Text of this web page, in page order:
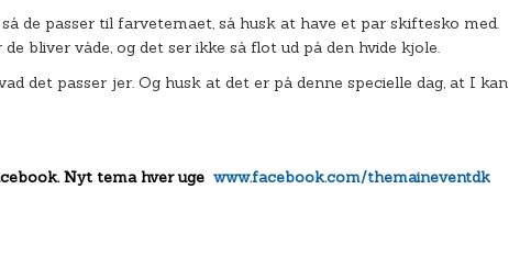
de passer til farvetemaet, så husk at have et par skiftesko med.
bliver våde, og det ser ikke så flot ud på den hvide kjole.
det passer jer. Og husk at det er på denne specielle dag, at I kan
Nyt tema hver uge www.facebook.com/themaineventdk